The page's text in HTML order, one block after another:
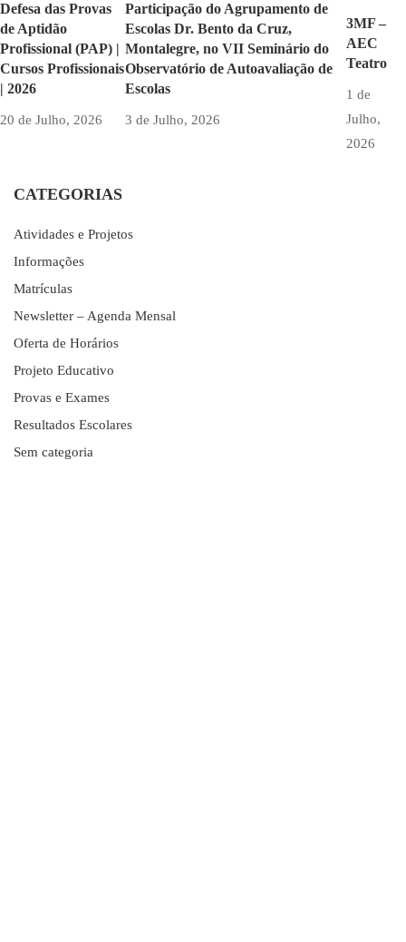
Defesa das Provas
de Aptidão
Profissional (PAP) |
Cursos Profissionais
| 2026
20 de Julho, 2026
Participação do Agrupamento de
Escolas Dr. Bento da Cruz,
Montalegre, no VII Seminário do
Observatório de Autoavaliação de
Escolas
3 de Julho, 2026
3MF –
AEC
Teatro
1 de
Julho,
2026
CATEGORIAS
Atividades e Projetos
Informações
Matrículas
Newsletter – Agenda Mensal
Oferta de Horários
Projeto Educativo
Provas e Exames
Resultados Escolares
Sem categoria